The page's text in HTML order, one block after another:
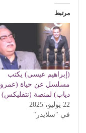
مرتبط
(إبراهيم عيسى) يكتب
مسلسل عن حياة (عمرو
دياب) لمنصة (نتفليكس)
22 يوليو، 2025
في "سلايدر"